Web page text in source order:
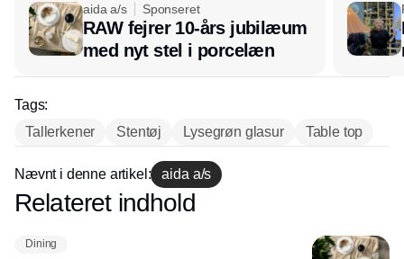
aida a/s Sponseret
RAW fejrer 10-års jubilæum
med nyt stel i porcelæn
Tags:
Tallerkener
Stentøj Lysegrøn glasur Table top
Nævnt i denne artikel: aida a/s
Annonce
Relateret indhold
Dining